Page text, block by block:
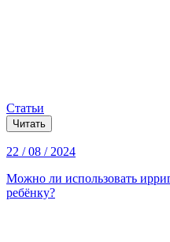
Статьи
Читать
22 / 08 / 2024
Можно ли использовать
ребёнку?